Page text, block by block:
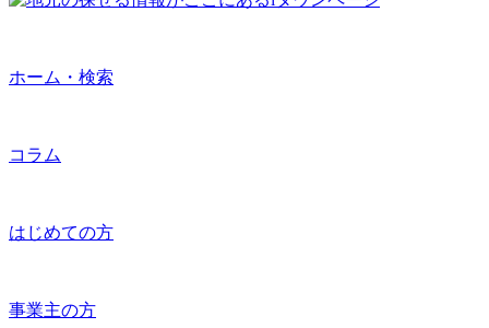
ホーム・検索
コラム
はじめての方
事業主の方